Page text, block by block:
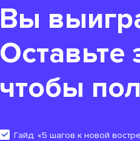
Вы
Оставьте
чтобы
Гайд: «5 шагов к новой